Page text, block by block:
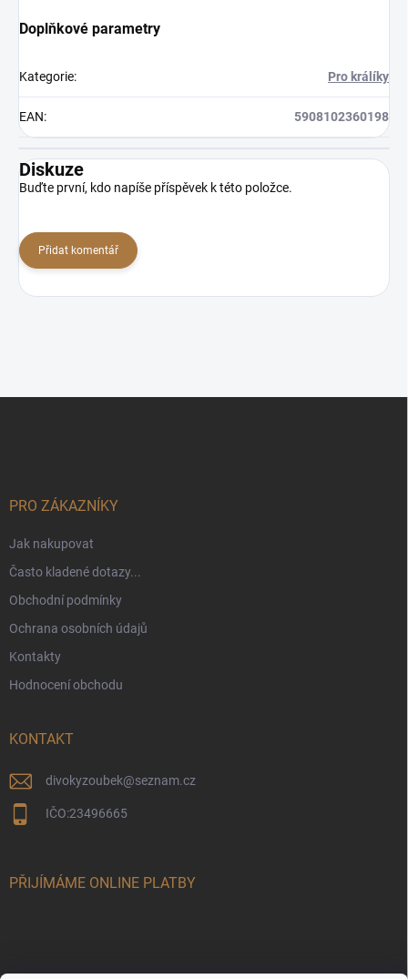
Doplňkové parametry
Kategorie: Pro králíky
EAN: 5908102360198
Diskuze
Buďte první, kdo napíše příspěvek k této položce.
Přidat komentář
PRO ZÁKAZNÍKY
Jak nakupovat
Často kladené dotazy...
Obchodní podmínky
Ochrana osobních údajů
Kontakty
Hodnocení obchodu
KONTAKT
divokyzoubek@seznam.cz
IČO:23496665
PŘIJÍMÁME ONLINE PLATBY